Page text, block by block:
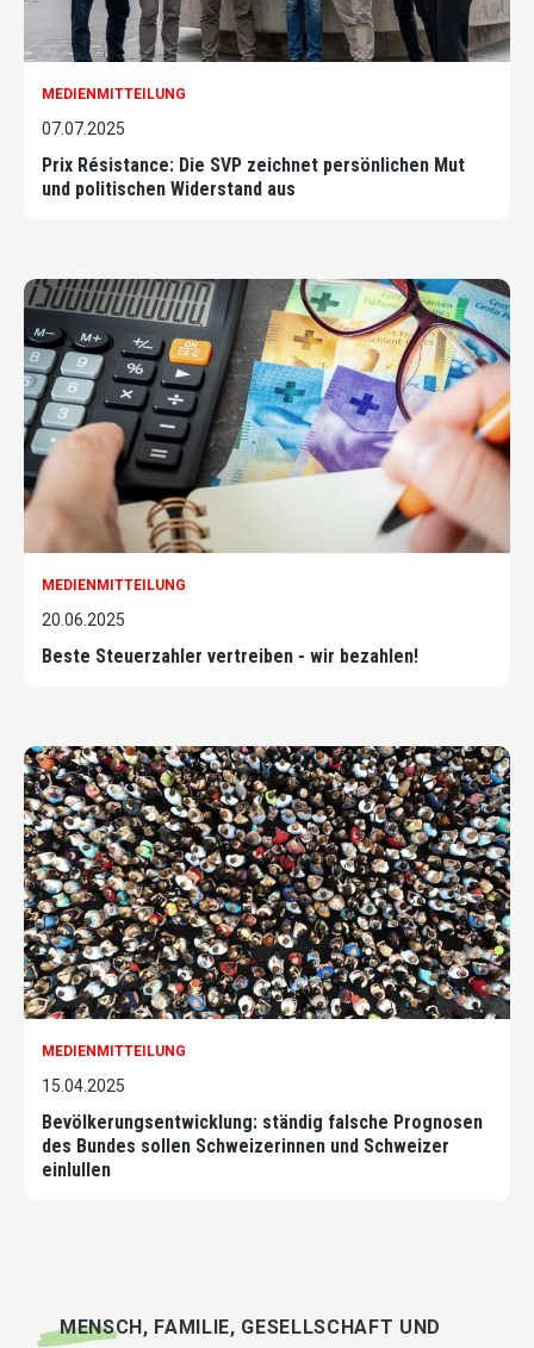
MEDIENMITTEILUNG
07.07.2025
Prix Résistance: Die SVP zeichnet persönlichen Mut
und politischen Widerstand aus
MEDIENMITTEILUNG
20.06.2025
Beste Steuerzahler vertreiben - wir bezahlen!
MEDIENMITTEILUNG
15.04.2025
Bevölkerungsentwicklung: ständig falsche Prognosen
des Bundes sollen Schweizerinnen und Schweizer
einlullen
MENSCH, FAMILIE, GESELLSCHAFT UND